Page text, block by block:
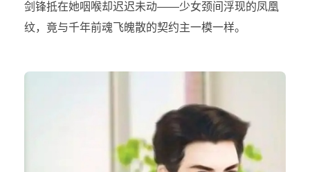
剑锋抵在她咽喉却迟迟未动——少女颈间浮现的凤凰
纹，竟与千年前魂飞魄散的契约主一模一样。